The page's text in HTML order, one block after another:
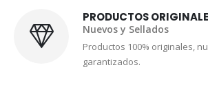
Productos 100% originales,
garantizados.